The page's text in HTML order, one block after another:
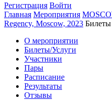
Регистрация Войти
Главная Мероприятия
Regency, Moscow, 2023 Билеты
О мероприятии
Билеты/Услуги
Участники
Пары
Расписание
Результаты
Отзывы